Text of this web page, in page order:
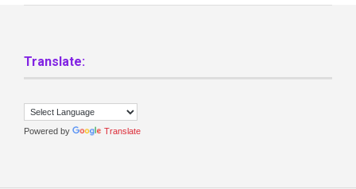
Translate:
Powered by Translate